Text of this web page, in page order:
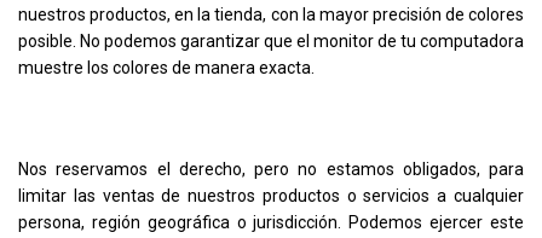
nuestros productos, en la tienda, con la mayor precisión de colores
posible. No podemos garantizar que el monitor de tu computadora
muestre los colores de manera exacta.
Nos reservamos el derecho, pero no estamos obligados, para
limitar las ventas de nuestros productos o servicios a cualquier
persona, región geográfica o jurisdicción. Podemos ejercer este